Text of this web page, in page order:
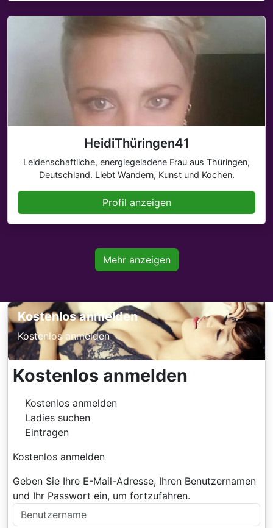
HeidiThüringen41
Leidenschaftliche, energiegeladene Frau aus Thüringen,
Deutschland. Liebt Wandern, Kunst und Kochen.
Profil anzeigen
Mehr anzeigen
Kostenlos anmelden
Kostenlos anmelden
Kostenlos anmelden
Kostenlos anmelden
Ladies suchen
Eintragen
Kostenlos anmelden
Geben Sie Ihre E-Mail-Adresse, Ihren Benutzernamen
und Ihr Passwort ein, um fortzufahren.